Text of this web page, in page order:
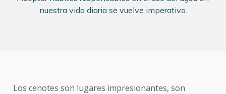
nuestra vida diaria se vuelve imperativo.
Los cenotes son lugares impresionantes, son